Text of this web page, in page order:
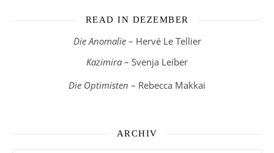
READ IN DEZEMBER
Die Anomalie– Hervé Le Tellier
Kazimira – Svenja Leiber
Die Optimisten – Rebecca Makkai
ARCHIV